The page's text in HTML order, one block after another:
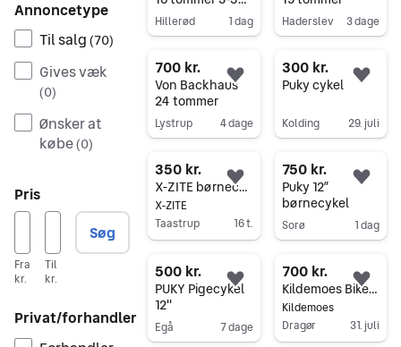
Annoncetype
Til salg (70)
Gives væk
(0)
Ønsker at
købe(0)
Pris
Fra
kr.
Til
kr.
Søg
Privat/forhandler
år.
Hillerød 1 dag Haderslev 3 dage
700 kr.
Von Backhaus
24 tommer
Lystrup 4 dage
Føj til favoritter.
300 kr.
Puky cykel
Kolding 29. juli
350 kr.
X-ZITE børnecykel 12" blå/grøn
X-ZITE
Taastrup
16 t.
Føj til favoritter.
Gå til annoncen
750 kr.
Puky 12”
børnecykel
Sorø 1 dag
500 kr.
PUKY Pigecykel
12''
Egå 7 dage
Føj til favoritter.
700 kr.
Kildemoes Bikerz 12" børnecykel med støttehjul – God stand – Nypris 2.199 kr.
Kildemoes
Dragør
31. juli
Føj